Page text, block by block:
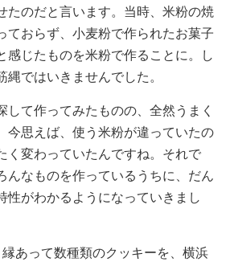
たのだと言います。当時、米粉の焼
ておらず、小麦粉で作られたお菓子
感じたものを米粉で作ることに。し
ではいきませんでした。
して作ってみたものの、全然うまく
今思えば、使う米粉が違っていたの
く変わっていたんですね。それで
んなものを作っているうちに、だん
性がわかるようになっていきまし
あって数種類のクッキーを、横浜